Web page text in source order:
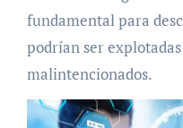
fundamental para
podrían ser
malintencionados.